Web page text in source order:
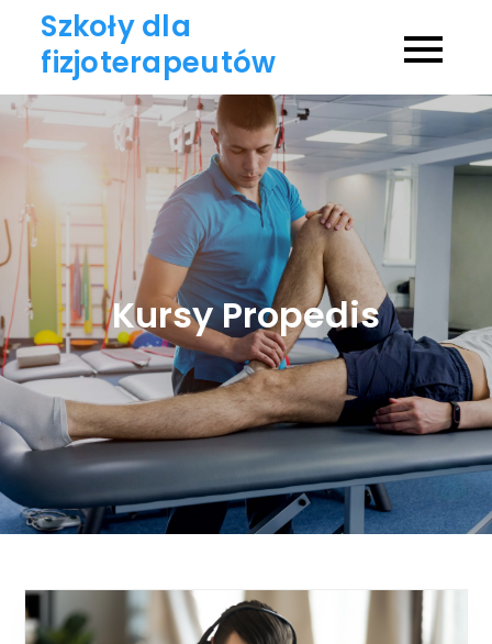
content
Szkoły dla
fizjoterapeutów
Kursy Propedis